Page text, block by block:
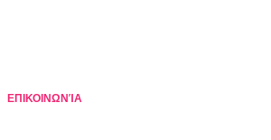
ΕΠΙΚΟΙΝΩΝΊΑ